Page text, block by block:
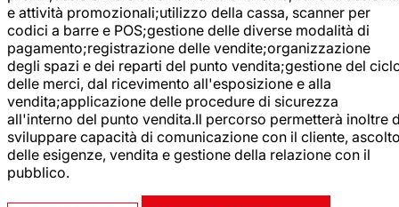
e attività promozionali;utilizzo della cassa, scanner per
codici a barre e POS;gestione delle diverse modalità di
pagamento;registrazione delle vendite;organizzazione
degli spazi e dei reparti del punto vendita;gestione del
delle merci, dal ricevimento all'esposizione e alla
vendita;applicazione delle procedure di sicurezza
all'interno del punto vendita.Il percorso permetterà inoltre
sviluppare capacità di comunicazione con il cliente,
delle esigenze, vendita e gestione della relazione con il
pubblico.